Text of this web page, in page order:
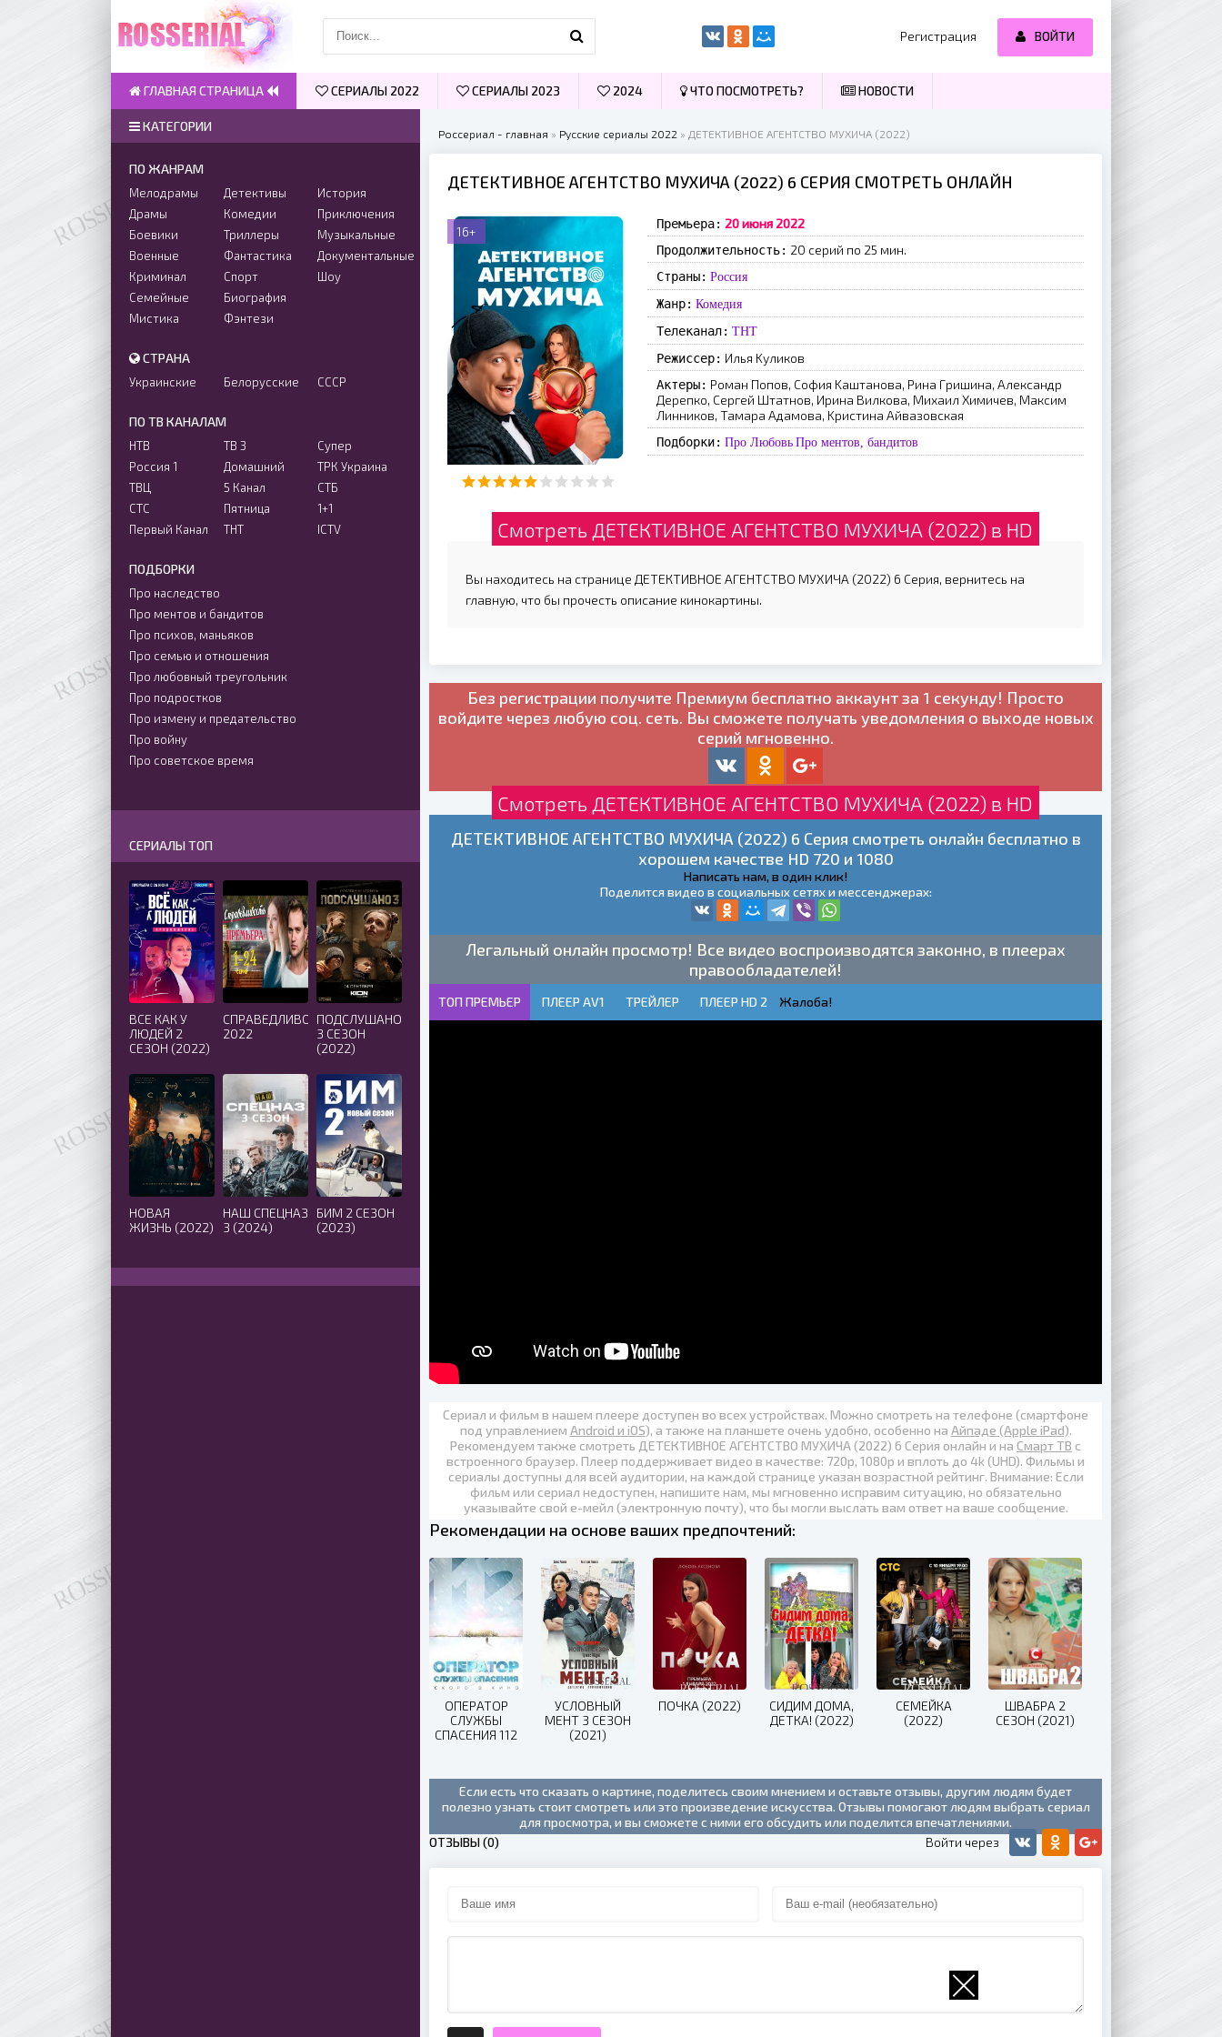
Россериал - главная » Русские сериалы 2022 » ДЕТЕКТИВНОЕ АГЕНТСТВО МУХИЧА (2022)
ДЕТЕКТИВНОЕ АГЕНТСТВО МУХИЧА (2022) 6 СЕРИЯ СМОТРЕТЬ ОНЛАЙН
16+ Премьера: 20 июня 2022
Продолжительность: 20 серий по 25 мин.
Страны: Россия
Жанр: Комедия
Телеканал: ТНТ
Режиссер: Илья Kуликoв
Актеры: Poмaн Пoпoв, Coфия Kaштaнoвa, Pинa Гpишинa, Aлeкcaндp
Дepeпкo, Cepгeй Штaтнoв, Иpинa Bилкoвa, Mиxaил Xимичeв, Maкcим
Линникoв, Taмapa Aдaмoвa, Kpиcтинa Aйвaзoвcкaя
Подборки: Про Любовь Про ментов, бандитов
Смотреть ДЕТЕКТИВНОЕ АГЕНТСТВО МУХИЧА (2022) в HD
Вы находитесь на странице ДЕТЕКТИВНОЕ АГЕНТСТВО МУХИЧА (2022) 6 Серия, вернитесь на
главную, что бы прочесть описание кинокартины.
Без регистрации получите Премиум бесплатно аккаунт за 1 секунду! Просто
войдите через любую соц. сеть. Вы сможете получать уведомления о выходе новых
серий мгновенно.
Смотреть ДЕТЕКТИВНОЕ АГЕНТСТВО МУХИЧА (2022) в HD
ДЕТЕКТИВНОЕ АГЕНТСТВО МУХИЧА (2022) 6 Серия смотреть онлайн бесплатно в
хорошем качестве HD 720 и 1080
Написать нам, в один клик!
Поделится видео в социальных сетях и мессенджерах:
Легальный онлайн просмотр! Все видео воспроизводятся законно, в плеерах
правообладателей!
ТОП ПРЕМЬЕР ПЛЕЕР AV1 ТРЕЙЛЕР ПЛЕЕР HD 2 Жалоба!
Сериал и фильм в нашем плеере доступен во всех устройствах. Можно смотреть на телефоне (смартфоне
под управлением Android и iOS), а также на планшете очень удобно, особенно на Айпаде (Apple iPad).
Рекомендуем также смотреть ДЕТЕКТИВНОЕ АГЕНТСТВО МУХИЧА (2022) 6 Серия онлайн и на Смарт ТВ с
встроенного браузер. Плеер поддерживает видео в качестве: 720p, 1080p и вплоть до 4k (UHD). Фильмы и
сериалы доступны для всей аудитории, на каждой странице указан возрастной рейтинг. Внимание: Если
фильм или сериал недоступен, напишите нам, мы мгновенно исправим ситуацию, но обязательно
указывайте свой е-мейл (электронную почту), что бы могли выслать вам ответ на ваше сообщение.
Рекомендации на основе ваших предпочтений:
ОПЕРАТОР
СЛУЖБЫ
СПАСЕНИЯ 112
УСЛОВНЫЙ
МЕНТ 3 СЕЗОН
(2021)
ПОЧКА (2022)
СИДИМ ДОМА,
ДЕТКА! (2022)
СЕМЕЙКА
(2022)
ШВАБРА 2
СЕЗОН (2021)
Если есть что сказать о картине, поделитесь своим мнением и оставьте отзывы, другим людям будет
полезно узнать стоит смотреть или это произведение искусства. Отзывы помогают людям выбрать сериал
для просмотра, и вы сможете с ними его обсудить или поделится впечатлениями.
ОТЗЫВЫ (0)
КАТЕГОРИИ
ПО ЖАНРАМ
Мелодрамы
Драмы
Боевики
Военные
Криминал
Семейные
Мистика
Детективы
Комедии
Триллеры
Фантастика
Спорт
Биография
Фэнтези
История
Приключения
Музыкальные
Документальные
Шоу
СТРАНА
Украинские Белорусские СССР
ПО ТВ КАНАЛАМ
НТВ
Россия 1
ТВЦ
СТС
Первый Канал
ТВ 3
Домашний
5 Канал
Пятница
ТНТ
Супер
ТРК Украина
СТБ
1+1
ICTV
ПОДБОРКИ
Про наследство
Про ментов и бандитов
Про психов, маньяков
Про семью и отношения
Про любовный треугольник
Про подростков
Про измену и предательство
Про войну
Про советское время
СЕРИАЛЫ ТОП
ВСЕ КАК У
ЛЮДЕЙ 2
СЕЗОН (2022)
СПРАВЕДЛИВОСТЬ
2022
ПОДСЛУШАНО
3 СЕЗОН
(2022)
НОВАЯ
ЖИЗНЬ (2022)
НАШ СПЕЦНАЗ
3 (2024)
БИМ 2 СЕЗОН
(2023)
Регистрация ВОЙТИ
ГЛАВНАЯ СТРАНИЦА СЕРИАЛЫ 2022 СЕРИАЛЫ 2023 2024 ЧТО ПОСМОТРЕТЬ? НОВОСТИ